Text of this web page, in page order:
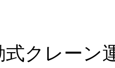
式クレーン